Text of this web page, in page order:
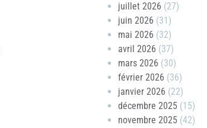
juillet 2026 (27)
juin 2026 (31)
mai 2026 (32)
avril 2026 (37)
mars 2026 (30)
février 2026 (36)
janvier 2026 (22)
décembre 2025 (15)
novembre 2025 (42)